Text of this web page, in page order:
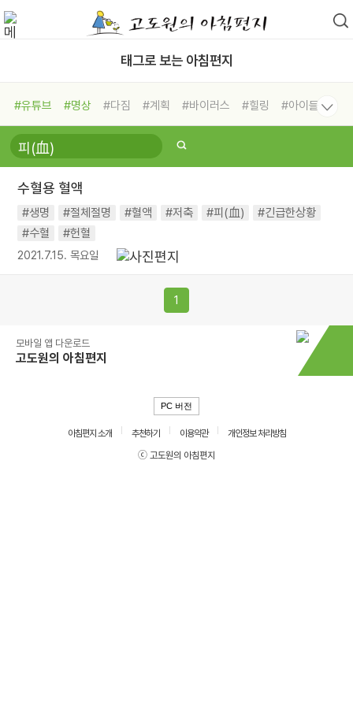
태그로 보는 아침편지
#유튜브 #명상 #다짐 #계획 #바이러스 #힐링
#아이들
#비전캠프
#독서캠프 #삶
#희망
#나눔 #친구 #링컨학교
#독서
#건강
수혈용 혈액
#생명 #절체절명 #혈액 #저축 #피(血)
#긴급한상황
#수혈
#헌혈
2021.7.15. 목요일
1
모바일 앱 다운로드
고도원의 아침편지
PC 버전
아침편지 소개 추천하기 이용약관
개인정보 처리방침
ⓒ 고도원의 아침편지